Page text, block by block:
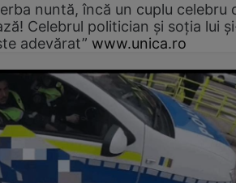
nuntă, încă un cuplu celebru
Celebrul politician și soția lui
adevărat” www.unica.ro